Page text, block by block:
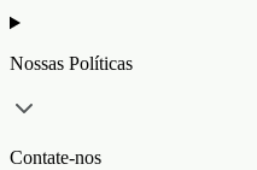
Nossas Políticas
Contate-nos